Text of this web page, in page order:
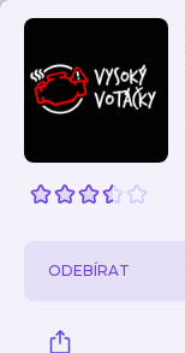
ODEBÍRAT